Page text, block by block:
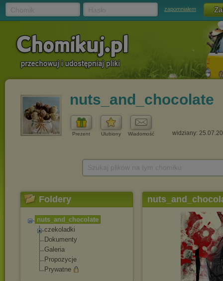
zapomniałem
nuts_and_chocolate
Prezent Ulubiony Wiadomość widziany:
Foldery
nuts_and_chocolate
czekoladki
Dokumenty
Galeria
Propozycje
Prywatne